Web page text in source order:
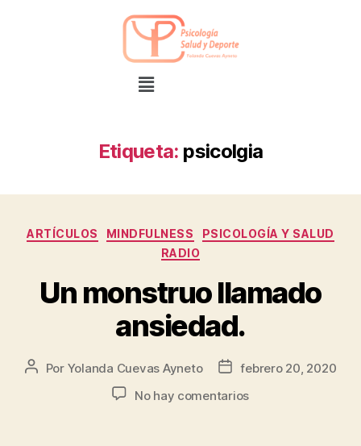
Etiqueta: psicolgia
ARTÍCULOS MINDFULNESS
PSICOLOGÍA Y SALUD
RADIO
Un monstruo llamado
ansiedad.
Por Yolanda Cuevas Ayneto
febrero 20, 2020
No hay comentarios